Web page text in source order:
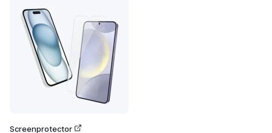
Screenprotector